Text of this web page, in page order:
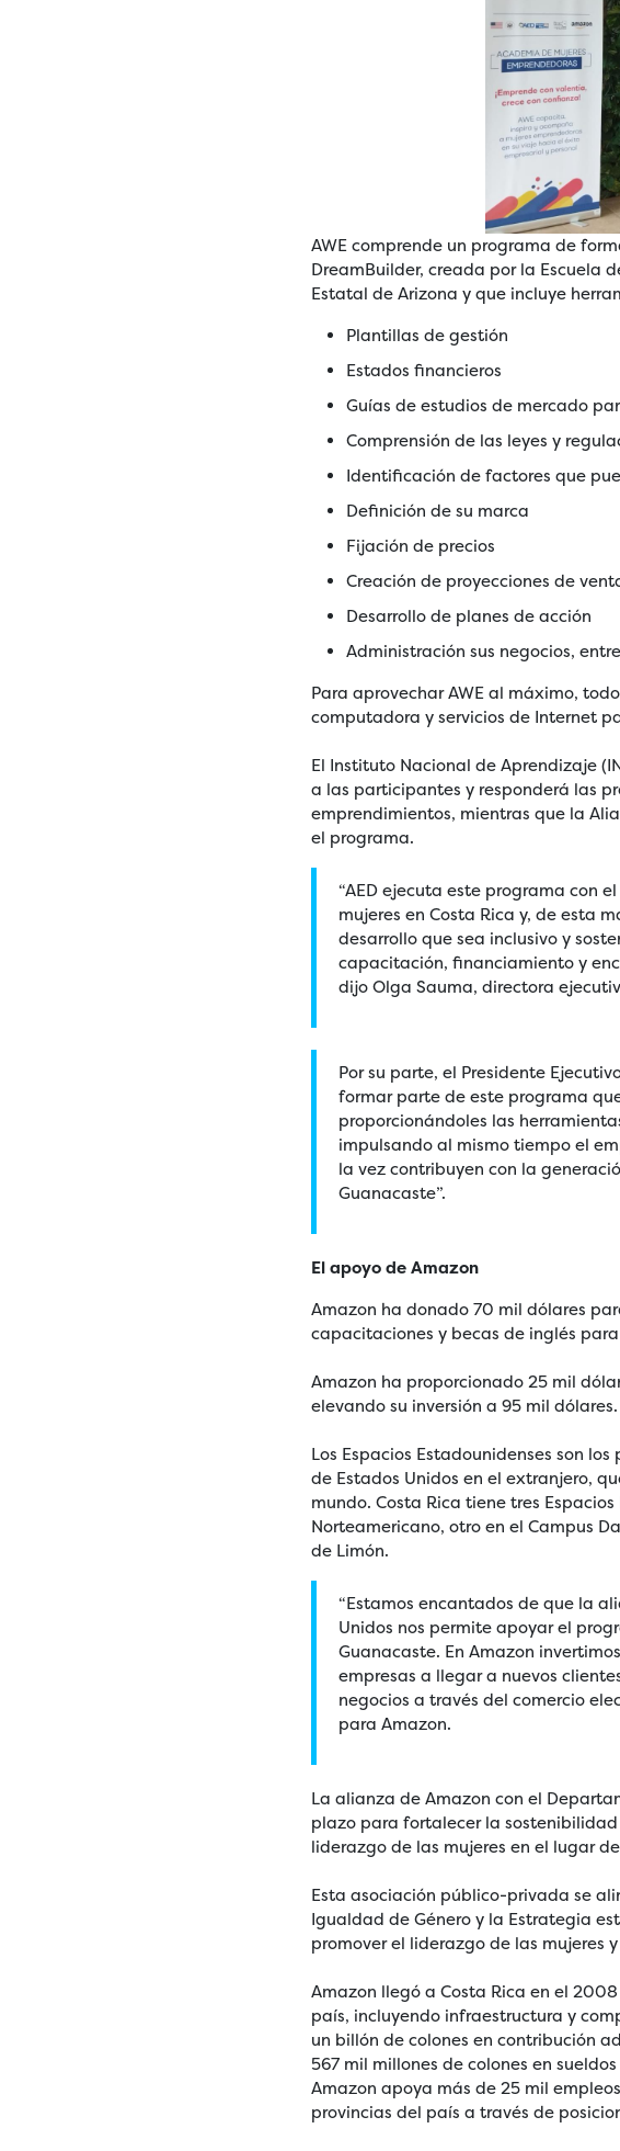
AWE comprende un programa de
DreamBuilder, creada por la Escuela
Estatal de Arizona y que incluye
Plantillas de gestión
Estados financieros
Guías de estudios de mercado
Comprensión de las leyes y
Identificación de factores que
Definición de su marca
Fijación de precios
Creación de proyecciones de
Desarrollo de planes de acción
Administración sus negocios,
Para aprovechar AWE al máximo,
computadora y servicios de Internet
El Instituto Nacional de Aprendizaje
a las participantes y responderá las
emprendimientos, mientras que la
el programa.
“AED ejecuta este programa con
mujeres en Costa Rica y, de esta
desarrollo que sea inclusivo y
capacitación, financiamiento y
dijo Olga Sauma, directora
Por su parte, el Presidente
formar parte de este programa
proporcionándoles las
impulsando al mismo tiempo el
la vez contribuyen con la
Guanacaste”.
El apoyo de Amazon
Amazon ha donado 70 mil dólares
capacitaciones y becas de inglés
Amazon ha proporcionado 25 mil
elevando su inversión a 95 mil dólares.
Los Espacios Estadounidenses son
de Estados Unidos en el extranjero,
mundo. Costa Rica tiene tres
Norteamericano, otro en el Campus
de Limón.
“Estamos encantados de que la
Unidos nos permite apoyar el
Guanacaste. En Amazon
empresas a llegar a nuevos
negocios a través del comercio
para Amazon.
La alianza de Amazon con el
plazo para fortalecer la
liderazgo de las mujeres en el lugar
Esta asociación público-privada se
Igualdad de Género y la Estrategia
promover el liderazgo de las mujeres
Amazon llegó a Costa Rica en el
país, incluyendo infraestructura y
un billón de colones en contribución
567 mil millones de colones en
Amazon apoya más de 25 mil
provincias del país a través de